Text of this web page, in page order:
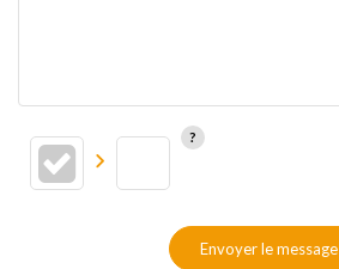
Envoyer le message